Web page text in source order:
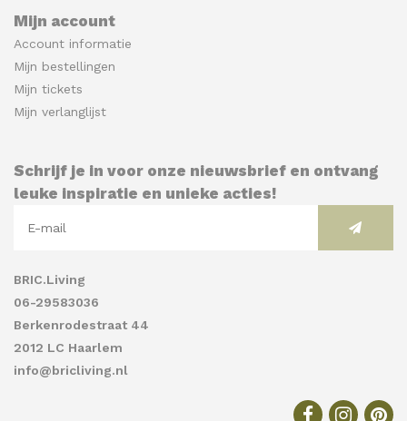
Mijn account
Account informatie
Mijn bestellingen
Mijn tickets
Mijn verlanglijst
Schrijf je in voor onze nieuwsbrief en ontvang
leuke inspiratie en unieke acties!
BRIC.Living
06-29583036
Berkenrodestraat 44
2012 LC Haarlem
info@bricliving.nl